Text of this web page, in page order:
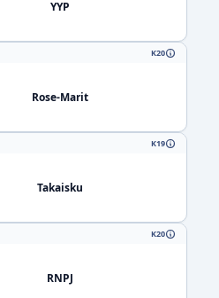
YYP
K20
Rose-Marit
K19
Takaisku
K20
RNPJ